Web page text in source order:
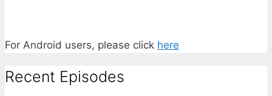
For Android users, please click here
Recent Episodes